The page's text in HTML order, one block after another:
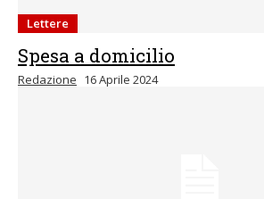
Lettere
Spesa a domicilio
Redazione 16 Aprile 2024